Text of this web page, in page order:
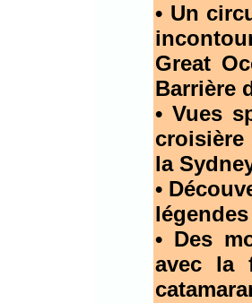
• Un
Great
Barrière
• Vues
croisière
la
•
• Des
avec la